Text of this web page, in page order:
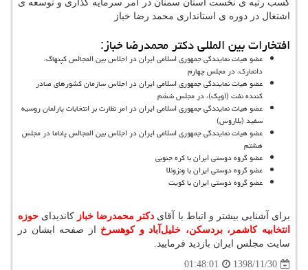
كسب رتبه ی نخست استان سمنان در امر سرمایه گذاری و توسعه ی
اشتغال در دوره ی استانداری محمد رضا خباز
افتخارات بین المللی دکتر محمدرضا خباز:
عضو هیات نمایندگی جمهوری اسلامی ایران در اجلاس بین المجالس كپنهاگ،
دانمارك، در مجلس چهارم
عضو هیات نمایندگی جمهوری اسلامی ایران در اجلاس سازمان كشورهای صادر
كننده نفت (اوپك)، در مجلس ششم
عضو هیات نمایندگی جمهوری اسلامی ایران در امر نظارت بر انتخابات پارلمان روسیه
سفید (بلاروس)
عضو هیات نمایندگی جمهوری اسلامی ایران در اجلاس بین المجالس پاناما در مجلس
هشتم
عضو گروه دوستی ایران با كره جنوبی
عضو گروه دوستی ایران با ونزوئلا
عضو گروه دوستی ایران با كویت
برای آشنایی بیشتر و اتباط با آقای دکتر محمدرضا خباز کاندیدای حوزه
انتخابیه کاشمر، بردسکن، خلیل‌آباد و کوهسرخ از صفحه ایشان در
سایت مجلس ایران بازدید فرمایید.
1398/11/30
01:48:01